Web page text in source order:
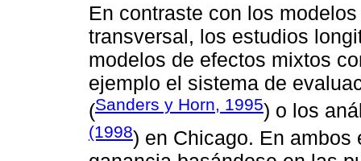
En contraste con los
transversal, los estudios
modelos de efectos mixtos
ejemplo el sistema de
(Sanders y Horn, 1995) o los
(1998) en Chicago. En ambos